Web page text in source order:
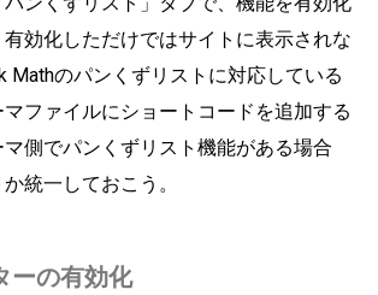
効化しただけではサイトに表示されな
Mathのパンくずリストに対応している
ファイルにショートコードを追加する
側でパンくずリスト機能がある場合
統一しておこう。
ーの有効化